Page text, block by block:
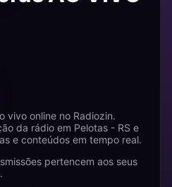
vivo online no Radiozin.
da rádio em Pelotas - RS e
e conteúdos em tempo real.
pertencem aos seus